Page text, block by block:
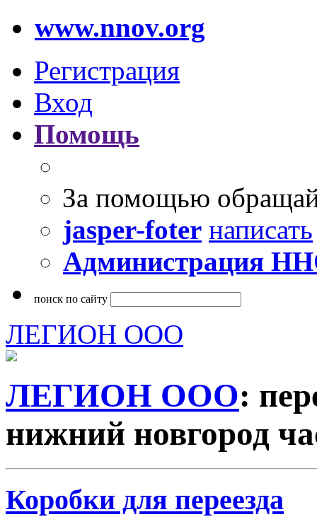
www.nnov.org
Регистрация
Вход
Помощь
За помощью
jasper-foter написать
Администрация
поиск по сайту
ЛЕГИОН ООО
ЛЕГИОН ООО:
нижний новгород
Коробки для переезда